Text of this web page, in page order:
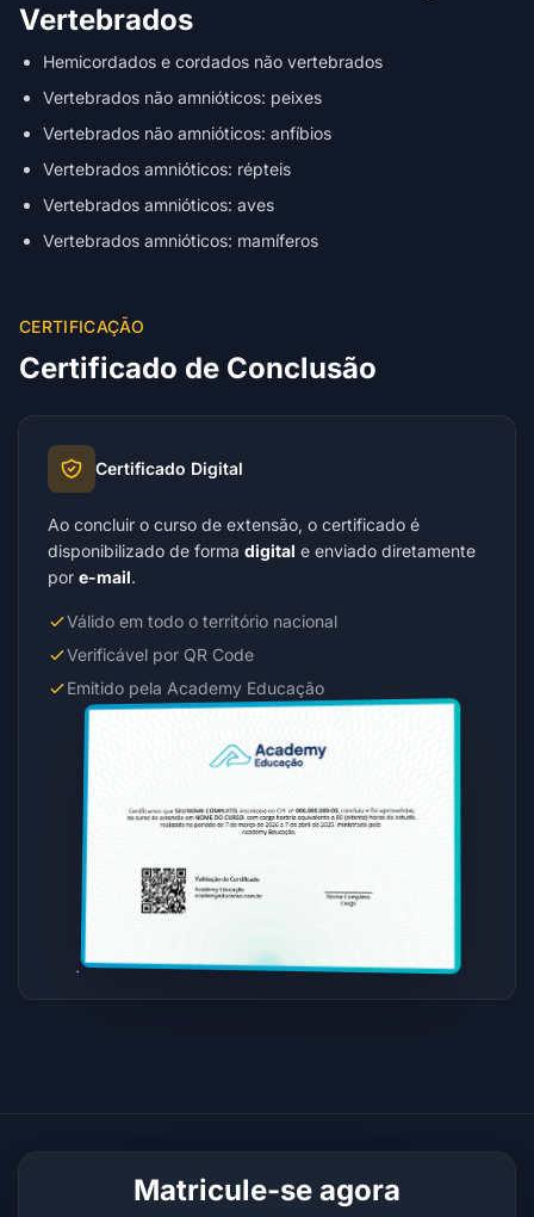
Vertebrados
Hemicordados e cordados não vertebrados
Vertebrados não amnióticos: peixes
Vertebrados não amnióticos: anfíbios
Vertebrados amnióticos: répteis
Vertebrados amnióticos: aves
Vertebrados amnióticos: mamíferos
CERTIFICAÇÃO
Certificado de Conclusão
Certificado Digital
Ao concluir o curso de extensão, o certificado é
disponibilizado de forma digital e enviado diretamente
por e-mail.
Válido em todo o território nacional
Verificável por QR Code
Emitido pela Academy Educação
Matricule-se agora